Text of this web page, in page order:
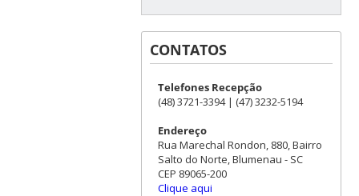
CONTATOS
Telefones Recepção
(48) 3721-3394 | (47) 3232-5194
Endereço
Rua Marechal Rondon, 880, Bairro
Salto do Norte, Blumenau - SC
CEP 89065-200
Clique aqui